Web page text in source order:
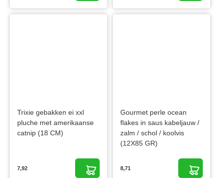
Trixie gebakken ei xxl
pluche met amerikaanse
catnip (18 CM)
7,92
Gourmet perle ocean
flakes in saus kabeljauw /
zalm / schol / koolvis
(12X85 GR)
8,71